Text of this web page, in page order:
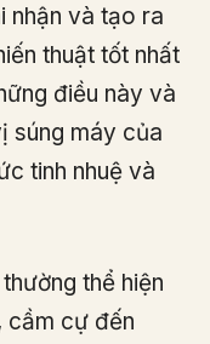
nhận và tạo ra
thuật tốt nhất
điều này và
súng máy của
tinh nhuệ và
thể hiện
cầm cự đến